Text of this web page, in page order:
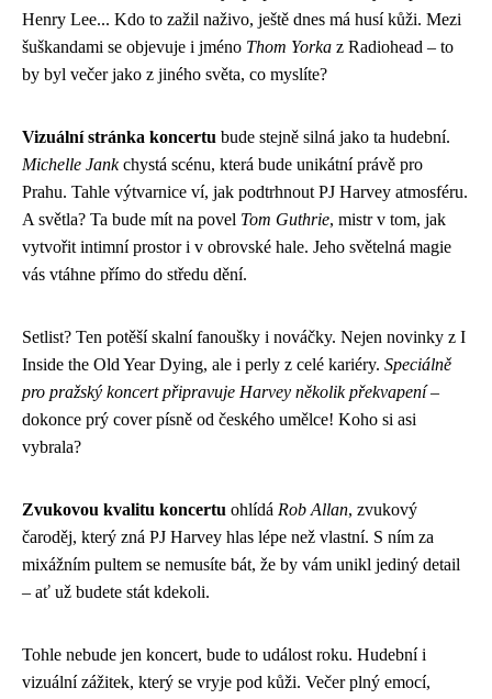
Henry Lee... Kdo to zažil naživo, ještě dnes má husí kůži. Mezi
šuškandami se objevuje i jméno Thom Yorka z Radiohead – to
by byl večer jako z jiného světa, co myslíte?
Vizuální stránka koncertu bude stejně silná jako ta hudební.
Michelle Jankchystá scénu, která bude unikátní právě pro
Prahu. Tahle výtvarnice ví, jak podtrhnout PJ Harvey atmosféru.
A světla? Ta bude mít na povel Tom Guthrie, mistr v tom, jak
vytvořit intimní prostor i v obrovské hale. Jeho světelná magie
vás vtáhne přímo do středu dění.
Setlist? Ten potěší skalní fanoušky i nováčky. Nejen novinky z I
Inside the Old Year Dying, ale i perly z celé kariéry. Speciálně
pro pražský koncert připravuje Harvey několik překvapení–
dokonce prý cover písně od českého umělce! Koho si asi
vybrala?
Zvukovou kvalitu koncertu ohlídá Rob Allan, zvukový
čaroděj, který zná PJ Harvey hlas lépe než vlastní. S ním za
mixážním pultem se nemusíte bát, že by vám unikl jediný detail
– ať už budete stát kdekoli.
Tohle nebude jen koncert, bude to událost roku. Hudební i
vizuální zážitek, který se vryje pod kůži. Večer plný emocí,